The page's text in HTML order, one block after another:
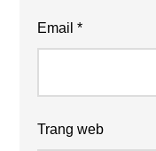
Email*
Trang web